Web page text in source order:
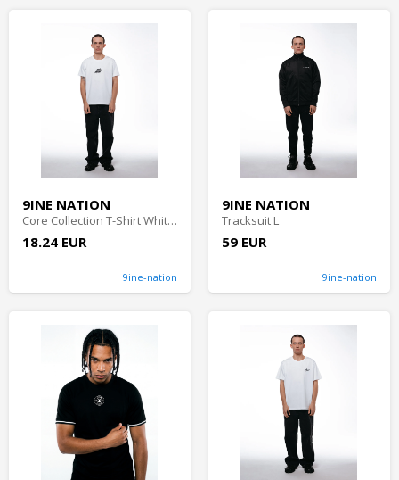
9INE NATION
Core Collection T-Shirt White XS
18.24 EUR
9ine-nation
9INE NATION
Tracksuit L
59 EUR
9ine-nation